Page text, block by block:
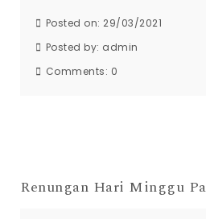
Posted on: 29/03/2021
Posted by: admin
Comments: 0
Renungan Hari Minggu